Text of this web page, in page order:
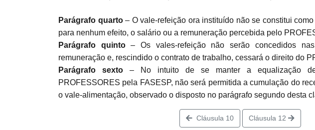
Parágrafo quarto– O vale-refeição ora instituído não se constitui
para nenhum efeito, o salário ou a remuneração percebida pelo
Parágrafo quinto– Os vales-refeição não serão concedidos
remuneração e, rescindido o contrato de trabalho, cessará o direito do
Parágrafo sexto – No intuito de se manter a equalização
PROFESSORES pela FASESP, não será permitida a cumulação do
o vale-alimentação, observado o disposto no parágrafo segundo desta
Cláusula 10 Cláusula 12